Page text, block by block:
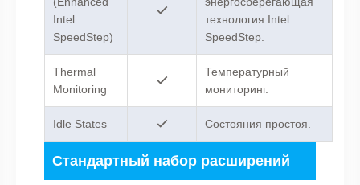
Intel
SpeedStep)
технология Intel
SpeedStep.
Thermal
Monitoring
Температурный
мониторинг.
Idle States Состояния простоя.
Стандартный набор расширений